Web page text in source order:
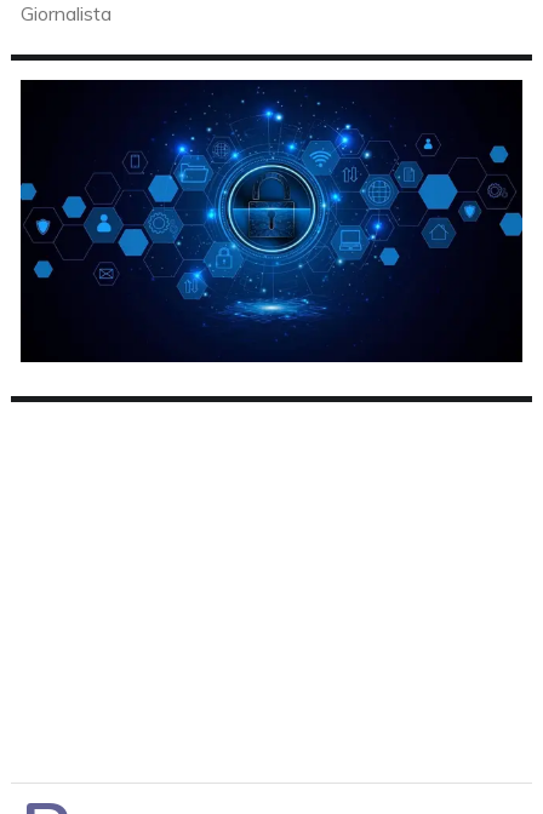
Giornalista